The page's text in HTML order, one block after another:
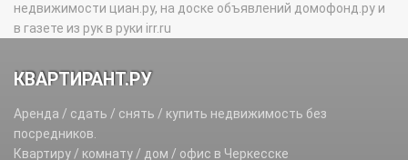
сдт Ветеран(р-н телевышки) тер.
сдт Ветеран(южная часть города) тер.
сдт Вишенка тер.
сдт Водник (КЧВС) тер.
сдт Восток(рти) тер.
сдт Восход тер.
сдт Голые камни тер.
недвижимости циан.ру, на доске объявлений домофонд.ру и
в газете из рук в руки irr.ru
КВАРТИРАНТ.РУ
Аренда / сдать / снять / купить недвижимость без
посредников.
Квартиру / комнату / дом / офис в Черкесске